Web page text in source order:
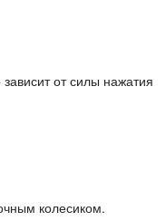
от силы нажатия
колесиком.